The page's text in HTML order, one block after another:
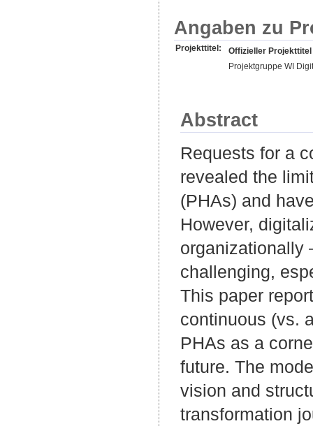
Angaben zu
Projekttitel:
Offizieller Projekttitel
Projektgruppe WI
Abstract
Requests for a
revealed the
(PHAs) and
However,
organizationally
challenging,
This paper
continuous (vs.
PHAs as a
future. The
vision and
transformation